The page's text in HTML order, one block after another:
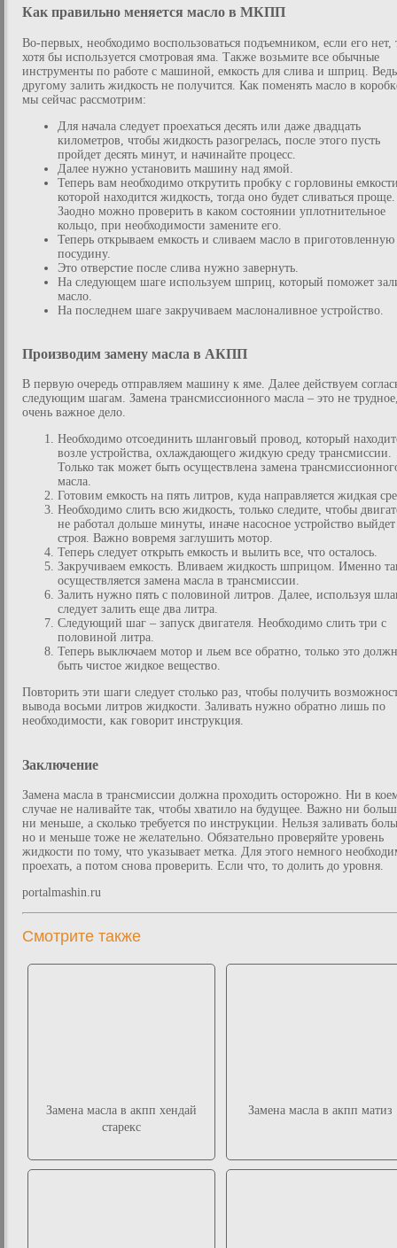
Как правильно меняется масло в МКПП
Во-первых, необходимо воспользоваться подъемником, если его нет,
хотя бы используется смотровая яма. Также возьмите все обычные
инструменты по работе с машиной, емкость для слива и шприц.
другому залить жидкость не получится. Как поменять масло в
мы сейчас рассмотрим:
Для начала следует проехаться десять или даже двадцать
километров, чтобы жидкость разогрелась, после этого пусть
пройдет десять минут, и начинайте процесс.
Далее нужно установить машину над ямой.
Теперь вам необходимо открутить пробку с горловины
которой находится жидкость, тогда оно будет сливаться проще.
Заодно можно проверить в каком состоянии уплотнительное
кольцо, при необходимости замените его.
Теперь открываем емкость и сливаем масло в приготовленную
посудину.
Это отверстие после слива нужно завернуть.
На следующем шаге используем шприц, который поможет
масло.
На последнем шаге закручиваем маслоналивное устройство.
Производим замену масла в АКПП
В первую очередь отправляем машину к яме. Далее действуем
следующим шагам. Замена трансмиссионного масла – это не
очень важное дело.
Необходимо отсоединить шланговый провод, который
возле устройства, охлаждающего жидкую среду трансмиссии.
Только так может быть осуществлена замена
масла.
Готовим емкость на пять литров, куда направляется жидкая
Необходимо слить всю жидкость, только следите, чтобы
не работал дольше минуты, иначе насосное устройство
строя. Важно вовремя заглушить мотор.
Теперь следует открыть емкость и вылить все, что осталось.
Закручиваем емкость. Вливаем жидкость шприцом. Именно
осуществляется замена масла в трансмиссии.
Залить нужно пять с половиной литров. Далее, используя
следует залить еще два литра.
Следующий шаг – запуск двигателя. Необходимо слить три с
половиной литра.
Теперь выключаем мотор и льем все обратно, только это
быть чистое жидкое вещество.
Повторить эти шаги следует столько раз, чтобы получить
вывода восьми литров жидкости. Заливать нужно обратно лишь по
необходимости, как говорит инструкция.
Заключение
Замена масла в трансмиссии должна проходить осторожно. Ни в
случае не наливайте так, чтобы хватило на будущее. Важно ни
ни меньше, а сколько требуется по инструкции. Нельзя заливать
но и меньше тоже не желательно. Обязательно проверяйте уровень
жидкости по тому, что указывает метка. Для этого немного
проехать, а потом снова проверить. Если что, то долить до уровня.
portalmashin.ru
Смотрите также
Замена масла в акпп хендай
старекс
Замена масла в акпп матиз